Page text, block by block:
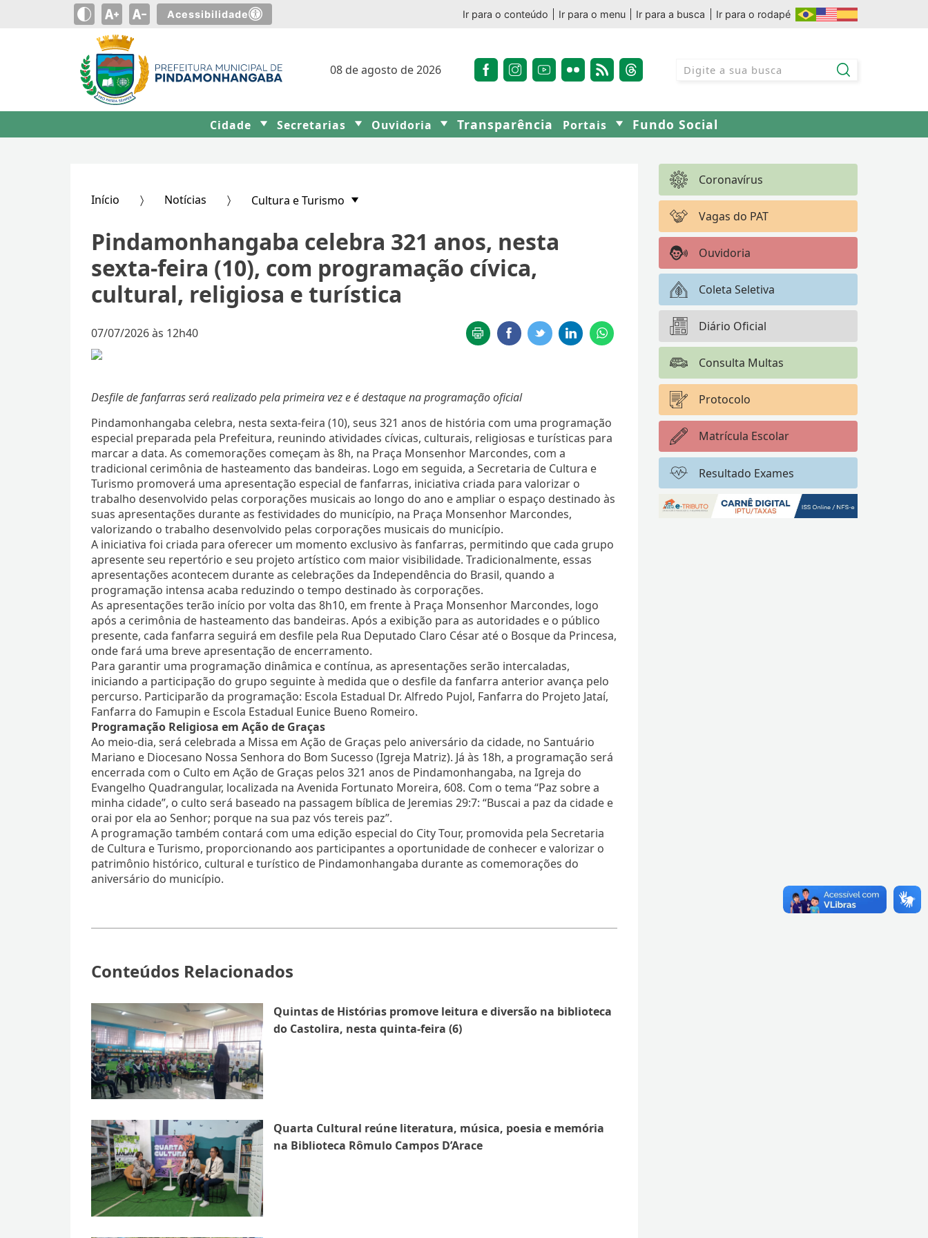
Acessibilidade Ir para o conteúdo Ir para o menu Ir para a busca Ir para o rodapé
08 de agosto de 2026
Cidade Secretarias Ouvidoria Transparência Portais Fundo Social
Início Notícias Cultura e Turismo
Pindamonhangaba celebra 321 anos, nesta
sexta-feira (10), com programação cívica,
cultural, religiosa e turística
07/07/2026 às 12h40
Desfile de fanfarras será realizado pela primeira vez e é destaque na programação oficial
Pindamonhangaba celebra, nesta sexta-feira (10), seus 321 anos de história com uma programação
especial preparada pela Prefeitura, reunindo atividades cívicas, culturais, religiosas e turísticas para
marcar a data. As comemorações começam às 8h, na Praça Monsenhor Marcondes, com a
tradicional cerimônia de hasteamento das bandeiras. Logo em seguida, a Secretaria de Cultura e
Turismo promoverá uma apresentação especial de fanfarras, iniciativa criada para valorizar o
trabalho desenvolvido pelas corporações musicais ao longo do ano e ampliar o espaço destinado às
suas apresentações durante as festividades do município, na Praça Monsenhor Marcondes,
valorizando o trabalho desenvolvido pelas corporações musicais do município.
A iniciativa foi criada para oferecer um momento exclusivo às fanfarras, permitindo que cada grupo
apresente seu repertório e seu projeto artístico com maior visibilidade. Tradicionalmente, essas
apresentações acontecem durante as celebrações da Independência do Brasil, quando a
programação intensa acaba reduzindo o tempo destinado às corporações.
As apresentações terão início por volta das 8h10, em frente à Praça Monsenhor Marcondes, logo
após a cerimônia de hasteamento das bandeiras. Após a exibição para as autoridades e o público
presente, cada fanfarra seguirá em desfile pela Rua Deputado Claro César até o Bosque da Princesa,
onde fará uma breve apresentação de encerramento.
Para garantir uma programação dinâmica e contínua, as apresentações serão intercaladas,
iniciando a participação do grupo seguinte à medida que o desfile da fanfarra anterior avança pelo
percurso. Participarão da programação: Escola Estadual Dr. Alfredo Pujol, Fanfarra do Projeto Jataí,
Fanfarra do Famupin e Escola Estadual Eunice Bueno Romeiro.
Programação Religiosa em Ação de Graças
Ao meio-dia, será celebrada a Missa em Ação de Graças pelo aniversário da cidade, no Santuário
Mariano e Diocesano Nossa Senhora do Bom Sucesso (Igreja Matriz). Já às 18h, a programação será
encerrada com o Culto em Ação de Graças pelos 321 anos de Pindamonhangaba, na Igreja do
Evangelho Quadrangular, localizada na Avenida Fortunato Moreira, 608. Com o tema “Paz sobre a
minha cidade”, o culto será baseado na passagem bíblica de Jeremias 29:7: “Buscai a paz da cidade e
orai por ela ao Senhor; porque na sua paz vós tereis paz”.
A programação também contará com uma edição especial do City Tour, promovida pela Secretaria
de Cultura e Turismo, proporcionando aos participantes a oportunidade de conhecer e valorizar o
patrimônio histórico, cultural e turístico de Pindamonhangaba durante as comemorações do
aniversário do município.
Conteúdos Relacionados
Quintas de Histórias promove leitura e diversão na biblioteca
do Castolira, nesta quinta-feira (6)
Quarta Cultural reúne literatura, música, poesia e memória
na Biblioteca Rômulo Campos D’Arace
Coronavírus
Vagas do PAT
Ouvidoria
Coleta Seletiva
Diário Oficial
Consulta Multas
Protocolo
Matrícula Escolar
Resultado Exames